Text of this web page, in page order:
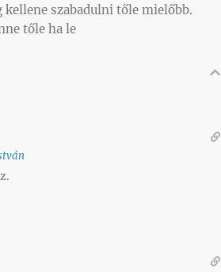
szabadulni tőle mielőbb.
tőle ha le